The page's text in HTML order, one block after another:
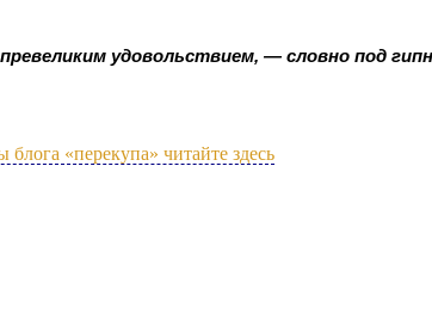
удовольствием, — словно под
«перекупа» читайте здесь